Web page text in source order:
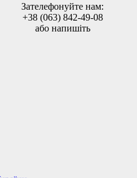
Зателефонуйте нам:
+38 (063) 842-49-08
або напишіть